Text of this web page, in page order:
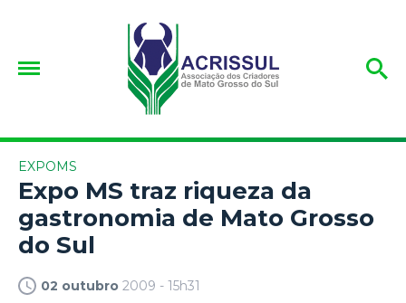
EXPOMS
Expo MS traz riqueza da
gastronomia de Mato Grosso
do Sul
02 outubro 2009 - 15h31